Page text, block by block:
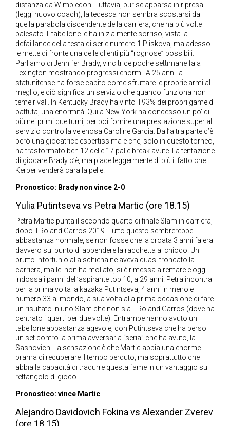
distanza da Wimbledon. Tuttavia, pur se apparsa in ripresa
(leggi nuovo coach), la tedesca non sembra scostarsi da
quella parabola discendente della carriera, che ha più volte
palesato. Il tabellone le ha inizialmente sorriso, vista la
defaillance della testa di serie numero 1 Pliskova, ma adesso
le mette di fronte una delle clienti più “rognose” possibili.
Parliamo di Jennifer Brady, vincitrice poche settimane fa a
Lexington mostrando progressi enormi. A 25 anni la
statunitense ha forse capito come sfruttare le proprie armi al
meglio, e ciò significa un servizio che quando funziona non
teme rivali. In Kentucky Brady ha vinto il 93% dei propri game di
battuta, una enormità. Qui a New York ha concesso un po’ di
più nei primi due turni, per poi fornire una prestazione super al
servizio contro la velenosa Caroline Garcia. Dall’altra parte c’è
però una giocatrice espertissima e che, solo in questo torneo,
ha trasformato ben 12 delle 17 palle break avute. La tentazione
di giocare Brady c’è, ma piace leggermente di più il fatto che
Kerber venderà cara la pelle.
Pronostico: Brady non vince 2-0
Yulia Putintseva vs Petra Martic (ore 18.15)
Petra Martic punta il secondo quarto di finale Slam in carriera,
dopo il Roland Garros 2019. Tutto questo sembrerebbe
abbastanza normale, se non fosse che la croata 3 anni fa era
davvero sul punto di appendere la racchetta al chiodo. Un
brutto infortunio alla schiena ne aveva quasi troncato la
carriera, ma lei non ha mollato, si è rimessa a remare e oggi
indossa i panni dell’aspirante top 10, a 29 anni. Petra incontra
per la prima volta la kazaka Putintseva, 4 anni in meno e
numero 33 al mondo, a sua volta alla prima occasione di fare
un risultato in uno Slam che non sia il Roland Garros (dove ha
centrato i quarti per due volte). Entrambe hanno avuto un
tabellone abbastanza agevole, con Putintseva che ha perso
un set contro la prima avversaria “seria” che ha avuto, la
Sasnovich. La sensazione è che Martic abbia una enorme
brama di recuperare il tempo perduto, ma soprattutto che
abbia la capacità di tradurre questa fame in un vantaggio sul
rettangolo di gioco.
Pronostico: vince Martic
Alejandro Davidovich Fokina vs Alexander Zverev